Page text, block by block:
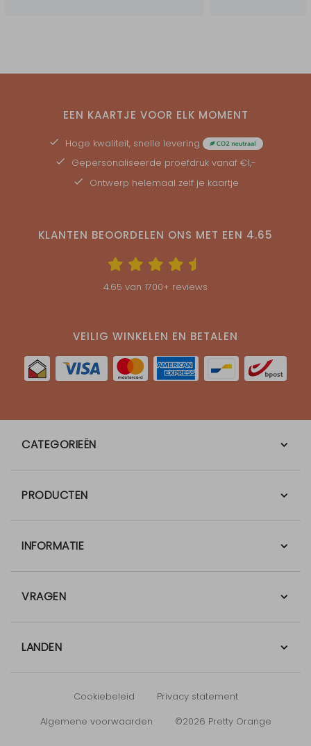
EEN KAARTJE VOOR ELK MOMENT
Hoge kwaliteit, snelle levering
Gepersonaliseerde proefdruk vanaf €1,-
Ontwerp helemaal zelf je kaartje
KLANTEN BEOORDELEN ONS MET EEN 4.65
4.65 van 1700+ reviews
VEILIG WINKELEN EN BETALEN
CATEGORIEËN
PRODUCTEN
INFORMATIE
VRAGEN
LANDEN
Cookiebeleid
Privacy statement
Algemene voorwaarden
©2026 Pretty Orange